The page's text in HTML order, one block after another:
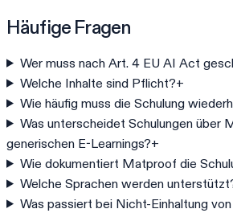
Häufige Fragen
Wer muss nach Art. 4 EU AI Act
Welche Inhalte sind Pflicht?+
Wie häufig muss die Schulung
Was unterscheidet Schulungen über
generischen E-Learnings?+
Wie dokumentiert Matproof die
Welche Sprachen werden
Was passiert bei Nicht-Einhaltung